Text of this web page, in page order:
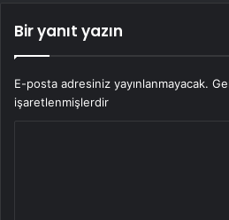
Bir yanıt yazın
E-posta adresiniz yayınlanmayacak.
işaretlenmişlerdir